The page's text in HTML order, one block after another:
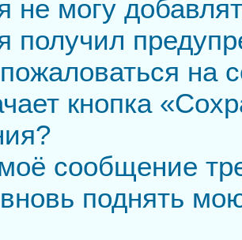
не могу
получил
на
кнопка
сообщение
поднять